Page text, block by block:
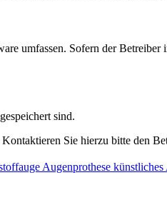
umfassen. Sofern der
sind.
Sie hierzu bitte den
Augenprothese